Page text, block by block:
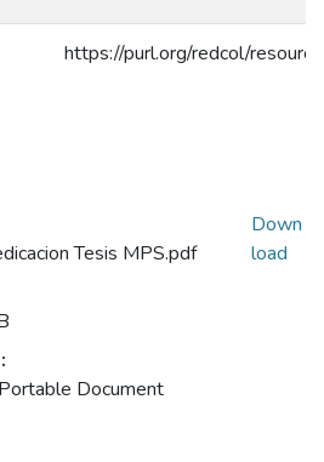
https://purl.org/redcol/
Tesis MPS.pdf
Document
Down
load